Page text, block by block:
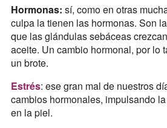
Hormonas: sí, como en otras
culpa la tienen las hormonas. Son
que las glándulas sebáceas
aceite. Un cambio hormonal, por lo
un brote.
Estrés: ese gran mal de nuestros
cambios hormonales, impulsando
en la piel.